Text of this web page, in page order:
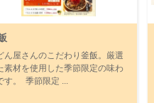
ん屋さんのこだわり釜飯。厳選
素材を使用した季節限定の味わ
す。 季節限定 ...